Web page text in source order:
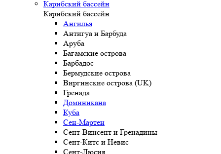
Карибский бассейн
Карибский бассейн
Ангилья
Антигуа и Барбуда
Аруба
Багамские острова
Барбадос
Бермудские острова
Виргинские острова (UK)
Гренада
Доминикана
Куба
Сен-Мартен
Сент-Винсент и Гренадины
Сент-Китс и Невис
Сент-Люсия